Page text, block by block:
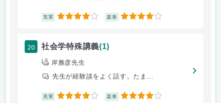
充実 4 楽単 4
20 社会学特殊講義(1)
岸雅彦先生
先生が経験談をよく話す。たま...
充実 4 楽単 4